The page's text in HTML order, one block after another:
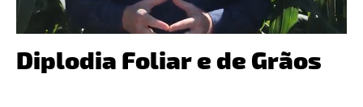
Diplodia Foliar e de Grãos